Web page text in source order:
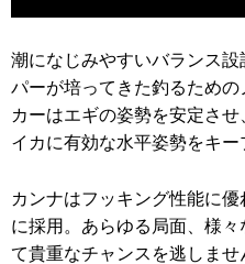
潮になじみやすいバランス
パーが培ってきた釣るため
カーはエギの姿勢を安定さ
イカに有効な水平姿勢をキー
カンナはフッキング性能に
に採用。あらゆる局面、様
て貴重なチャンスを逃しませ